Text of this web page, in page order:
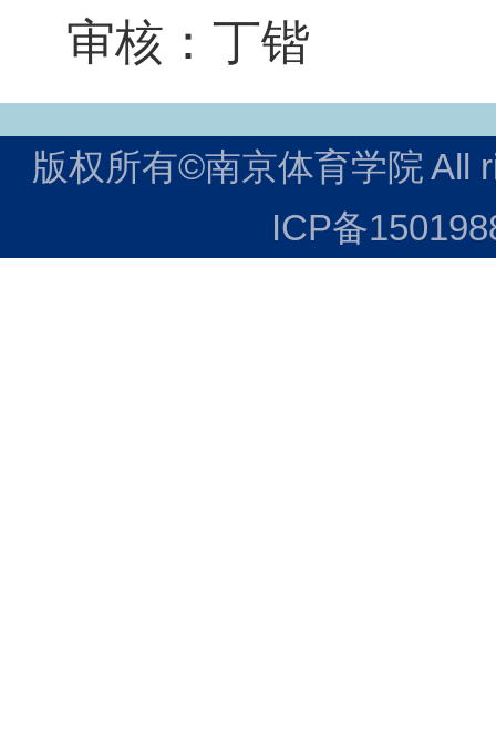
审核：丁锴
版权所有©南京体育学院All
ICP备